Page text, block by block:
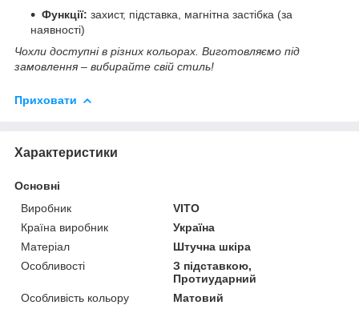
Функції: захист, підставка, магнітна застібка (за
наявності)
Чохли доступні в різних кольорах. Виготовляємо під
замовлення – вибирайте свій стиль!
Приховати
Характеристики
Основні
Виробник
VITO
Країна виробник
Україна
Матеріал
Штучна шкіра
Особливості
З підставкою,
Протиударний
Особливість кольору
Матовий